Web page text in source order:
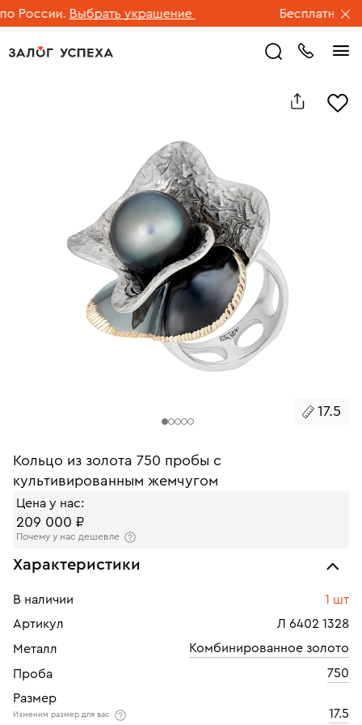
России. Выбрать украшение Бесплатная
17.5
Кольцо из золота 750 пробы с
культивированным жемчугом
Цена у нас:
209 000 ₽
Почему у нас дешевле
Характеристики
В наличии
1 шт
Артикул
Л 6402 1328
Металл
Комбинированное золото
Проба
750
Размер
Изменим размер для вас
17.5